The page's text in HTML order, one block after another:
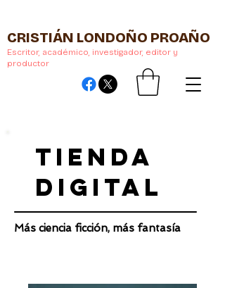
CRISTIÁN LONDOÑO PROAÑO
Escritor, académico, investigador, editor y
productor
TIENDA
DIGITAL
Más ciencia ficción, más fantasía